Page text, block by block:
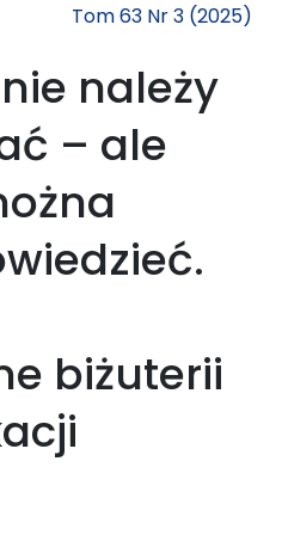
Tom 63 Nr 3 (2025)
należy
– ale
biżuterii